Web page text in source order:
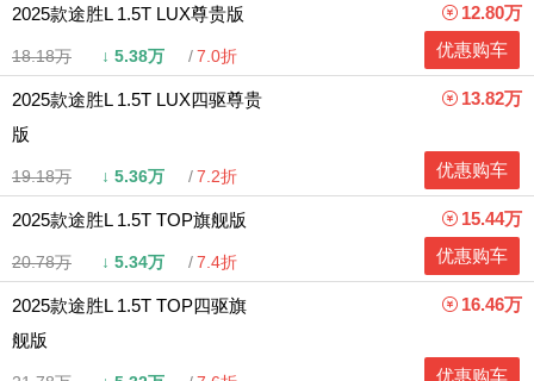
2025款途胜L 1.5T LUX尊贵版
18.18万 ↓ 5.38万 7.0折
12.80万
优惠购车
2025款途胜L 1.5T LUX四驱尊贵
版
19.18万 ↓ 5.36万 7.2折
13.82万
优惠购车
2025款途胜L 1.5T TOP旗舰版
20.78万 ↓ 5.34万 7.4折
15.44万
优惠购车
2025款途胜L 1.5T TOP四驱旗
舰版
16.46万
优惠购车